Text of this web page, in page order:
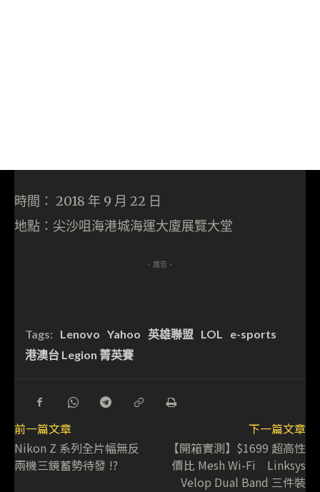
時間： 2018 年 9 月 22 日
地點：尖沙咀海港城海運大廈展覽大堂
- 廣告 -
Tags: Lenovo Yahoo 英雄聯盟 LOL
e-sports
港澳台 Legion 菁英賽
前一篇文章
Nikon Z 系列全片幅無反
兩機三鏡蓄勢待發 !?
下一篇文章
【開箱實測】$1699 超高性
價比 Mesh Wi-Fi Linksys
Velop Dual Band 三件裝